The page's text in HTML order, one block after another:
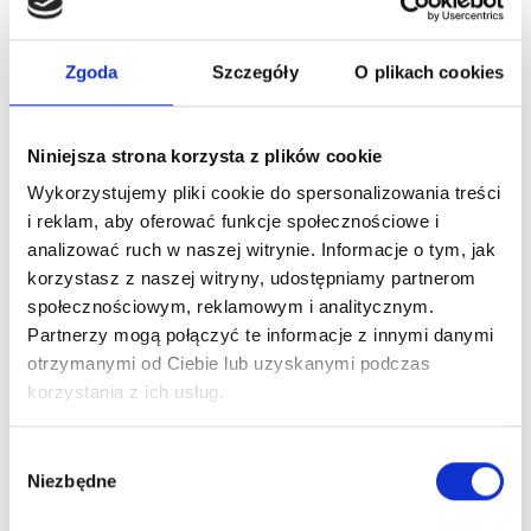
Zgoda Szczegóły O plikach cookies
Niniejsza strona korzysta z plików cookie
Wykorzystujemy pliki cookie do spersonalizowania treści
i reklam, aby oferować funkcje społecznościowe i
analizować ruch w naszej witrynie. Informacje o tym, jak
korzystasz z naszej witryny, udostępniamy partnerom
społecznościowym, reklamowym i analitycznym.
Partnerzy mogą połączyć te informacje z innymi danymi
otrzymanymi od Ciebie lub uzyskanymi podczas
korzystania z ich usług.
zgody
Niezbędne
Warzywniak sprawdzi się także jako
grządka do nauki
zakładania uprawydla dzieci. Dzięki temu będą
mogły obcować z naturą i cieszyć się z pierwszych w
podłożu.
Zmontuj wszystkie elementy zgodnie z instrukcją i
regularnie kontroluj mocowania.
Nie przekraczaj maksymalnego dopuszczalnego
obciążenia. Ziemię rozkładaj równomiernie.
Nie siadaj, nie stawaj ani nie wspinaj się na konstrukcję.
Podczas montażu używaj rękawic ochronnych —
drewniane elementy mogą mieć ostre krawędzie lub